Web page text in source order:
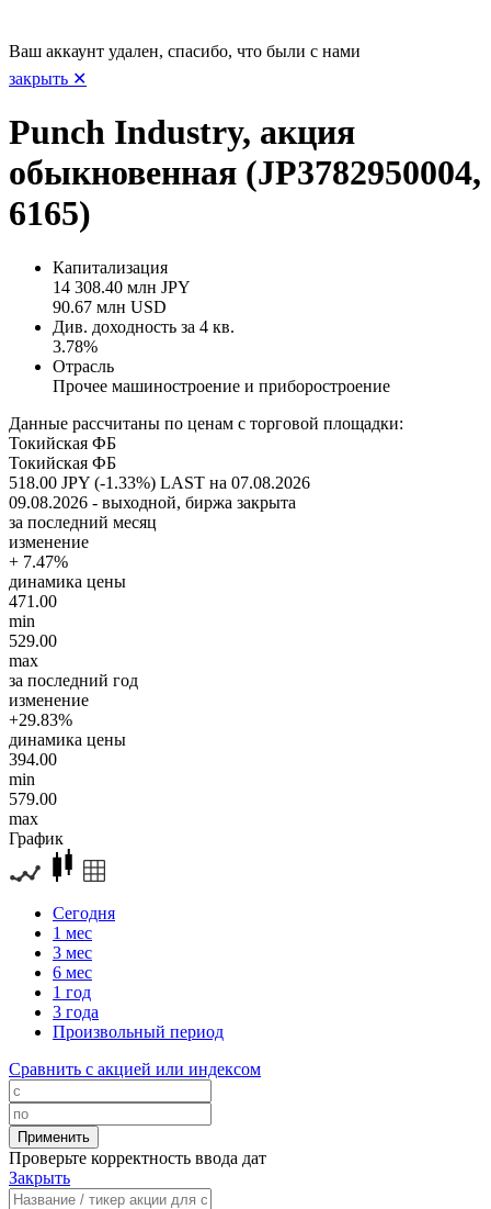
Ваш аккаунт удален, спасибо, что были с нами
закрыть ✕
Punch Industry, акция
обыкновенная (JP3782950004,
6165)
Капитализация
14 308.40 млн JPY
90.67 млн USD
Див. доходность за 4 кв.
3.78%
Отрасль
Прочее машиностроение и приборостроение
Данные рассчитаны по ценам с торговой площадки:
Токийская ФБ
Токийская ФБ
518.00 JPY (-1.33%) LAST на 07.08.2026
09.08.2026 - выходной, биржа закрыта
за последний месяц
изменение
+ 7.47%
динамика цены
471.00
min
529.00
max
за последний год
изменение
+29.83%
динамика цены
394.00
min
579.00
max
График
Сегодня
1 мес
3 мес
6 мес
1 год
3 года
Произвольный период
Сравнить с акцией или индексом
Проверьте корректность ввода дат
Закрыть